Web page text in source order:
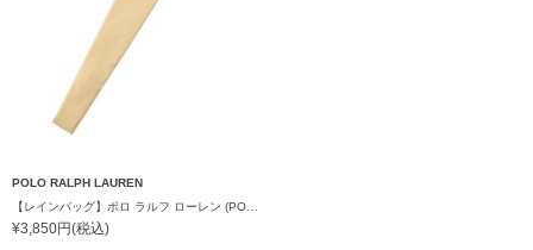
POLO RALPH LAUREN
¥3,850円(税込)